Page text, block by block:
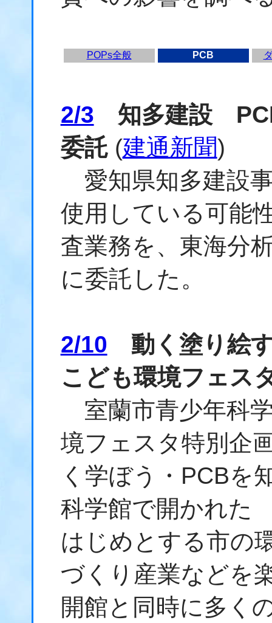
POPs全般 PCB
2/3 知多建設
委託(建通新聞)
愛知県知多建設
使用している可能
査業務を、東海分
に委託した。
2/10 動く塗り絵
こども環境フェス
室蘭市青少年科
境フェスタ特別企
く学ぼう・PCBを
科学館で開かれた
はじめとする市の
づくり産業などを
開館と同時に多く